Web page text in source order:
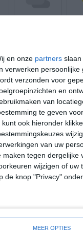
en onze partners
verwerken
verzonden voor
en
van
te geven
kunt ook hieronder
van uw
maken tegen dergelijke
wijzigen of uw
de knop "Privacy"
MEER OPTIES
20:00 23:00
20:00 23:00
O 3 O 2
20:00 23:00
de uitgebreide